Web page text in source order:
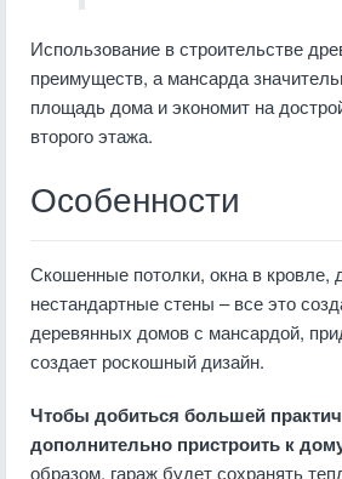
Использование в строительстве
преимуществ, а мансарда
площадь дома и экономит на
второго этажа.
Особенности
Скошенные потолки, окна в кровле,
нестандартные стены – все это
деревянных домов с мансардой,
создает роскошный дизайн.
Чтобы добиться большей
дополнительно пристроить к
образом, гараж будет сохранять